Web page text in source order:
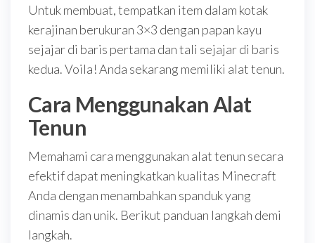
Untuk membuat, tempatkan item dalam kotak
kerajinan berukuran 3×3 dengan papan kayu
sejajar di baris pertama dan tali sejajar di baris
kedua. Voila! Anda sekarang memiliki alat tenun.
Cara Menggunakan Alat
Tenun
Memahami cara menggunakan alat tenun secara
efektif dapat meningkatkan kualitas Minecraft
Anda dengan menambahkan spanduk yang
dinamis dan unik. Berikut panduan langkah demi
langkah.